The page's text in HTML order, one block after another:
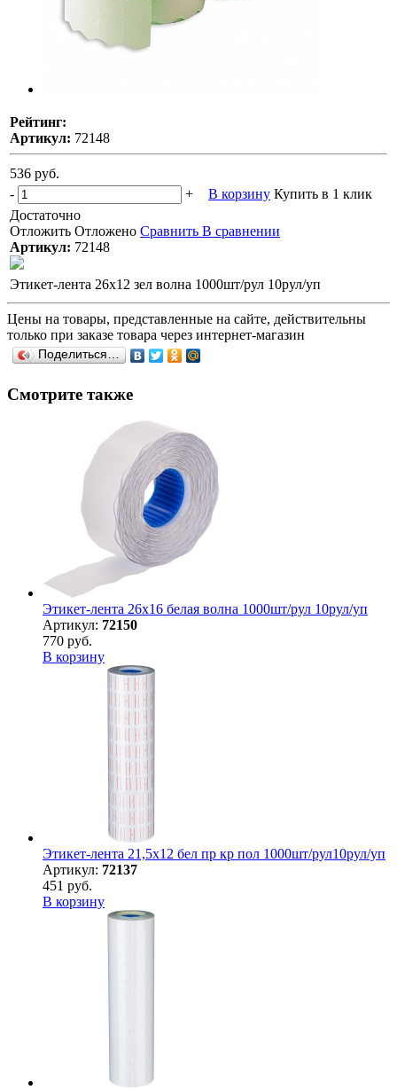
Рейтинг:
Артикул: 72148
536 руб.
-
+ В корзину Купить в 1 клик
Достаточно
Отложить Отложено Сравнить В сравнении
Артикул: 72148
Этикет-лента 26х12 зел волна 1000шт/рул 10рул/уп
Цены на товары, представленные на сайте, действительны
только при заказе товара через интернет-магазин
Поделиться…
Смотрите также
Этикет-лента 26х16 белая волна 1000шт/рул 10рул/уп
Артикул: 72150
770 руб.
В корзину
Этикет-лента 21,5х12 бел пр кр пол 1000шт/рул10рул/уп
Артикул: 72137
451 руб.
В корзину